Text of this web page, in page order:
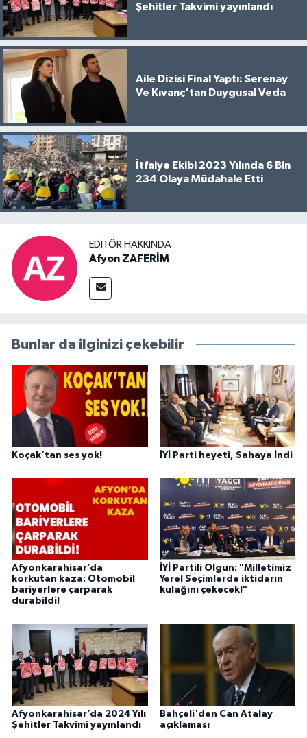
Şehitler Takvimi yayınlandı
Aile Dizisi Final Yaptı: Serenay
Ve Kıvanç'tan Duygusal Veda
İtfaiye Ekibi 2023 Yılında 6 Bin
234 Olaya Müdahale Etti
EDITÖR HAKKINDA
Afyon ZAFERİM
Bunlar da ilginizi çekebilir
Koçak’tan ses yok! İYİ Parti heyeti, Sahaya İndi
Afyonkarahisar’da
korkutan kaza: Otomobil
bariyerlere çarparak
durabildi!
İYİ Partili Olgun: "Milletimiz
Yerel Seçimlerde iktidarın
kulağını çekecek!"
Afyonkarahisar’da 2024 Yılı
Şehitler Takvimi yayınlandı
Bahçeli'den Can Atalay
açıklaması